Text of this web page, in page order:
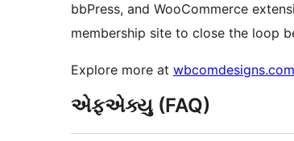
bbPress, and WooCommerce
membership site to close the loop
Explore more at wbcomdesigns.com
એફએક્યુ (FAQ)